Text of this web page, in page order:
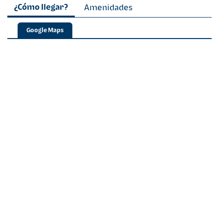
¿Cómo llegar? Amenidades
Google Maps